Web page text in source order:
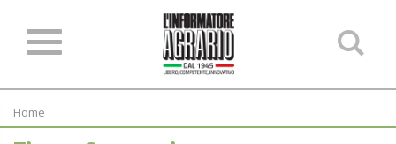
Home